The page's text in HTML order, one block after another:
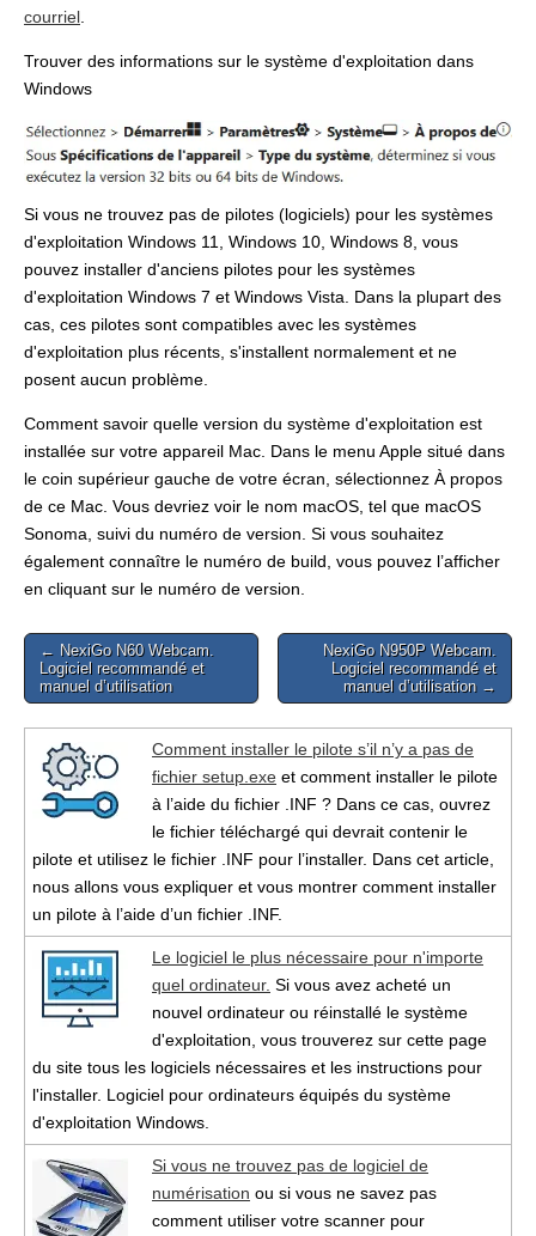
courriel
Trouver des informations sur le système d'exploitation dans
Windows
Si vous ne trouvez pas de pilotes (logiciels) pour les systèmes
d'exploitation Windows 11, Windows 10, Windows 8, vous
pouvez installer d'anciens pilotes pour les systèmes
d'exploitation Windows 7 et Windows Vista. Dans la plupart des
cas, ces pilotes sont compatibles avec les systèmes
d'exploitation plus récents, s'installent normalement et ne
posent aucun problème.
Comment savoir quelle version du système d'exploitation est
installée sur votre appareil Mac. Dans le menu Apple situé dans
le coin supérieur gauche de votre écran, sélectionnez À propos
de ce Mac. Vous devriez voir le nom macOS, tel que macOS
Sonoma, suivi du numéro de version. Si vous souhaitez
également connaître le numéro de build, vous pouvez l’afficher
en cliquant sur le numéro de version.
Post
navigation
← NexiGo N60 Webcam.
Logiciel recommandé et
manuel d’utilisation
NexiGo N950P Webcam.
Logiciel recommandé et
manuel d’utilisation →
Comment installer le pilote s’il n’y a pas de
fichier setup.exe et comment installer le pilote
à l’aide du fichier .INF ? Dans ce cas, ouvrez
le fichier téléchargé qui devrait contenir le
pilote et utilisez le fichier .INF pour l’installer. Dans cet article,
nous allons vous expliquer et vous montrer comment installer
un pilote à l’aide d’un fichier .INF.
Le logiciel le plus nécessaire pour n'importe
quel ordinateur. Si vous avez acheté un
nouvel ordinateur ou réinstallé le système
d'exploitation, vous trouverez sur cette page
du site tous les logiciels nécessaires et les instructions pour
l'installer. Logiciel pour ordinateurs équipés du système
d'exploitation Windows.
Si vous ne trouvez pas de logiciel de
numérisation ou si vous ne savez pas
comment utiliser votre scanner pour